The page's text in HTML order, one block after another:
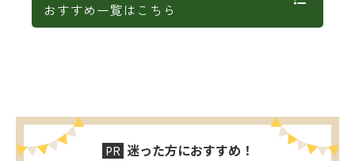
おすすめ一覧はこちら
PR 迷った方におすすめ！